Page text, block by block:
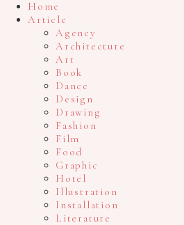
Home
Article
Agency
Architecture
Art
Book
Dance
Design
Drawing
Fashion
Film
Food
Graphic
Hotel
Illustration
Installation
Literature